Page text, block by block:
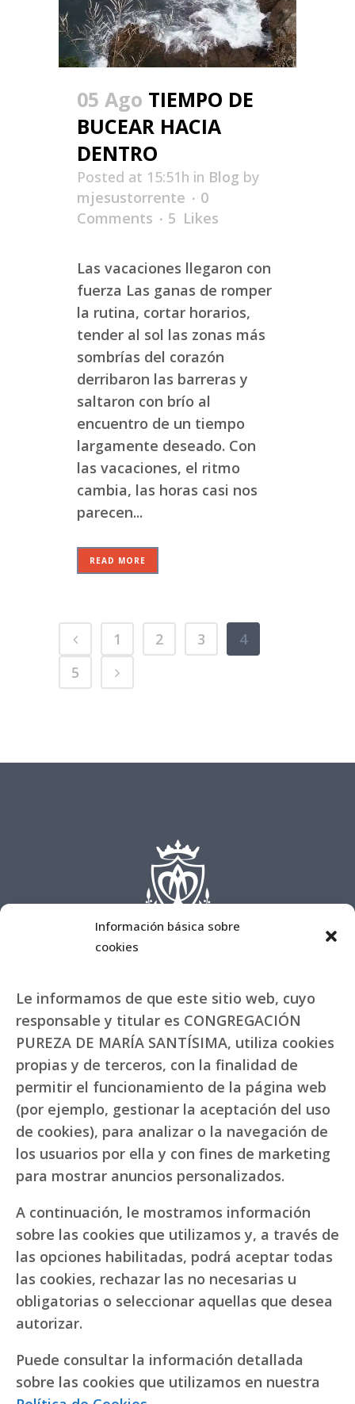
Información básica sobre
cookies
Le informamos de que este sitio web, cuyo
responsable y titular es CONGREGACIÓN
PUREZA DE MARÍA SANTÍSIMA, utiliza cookies
propias y de terceros, con la finalidad de
permitir el funcionamiento de la página web
(por ejemplo, gestionar la aceptación del uso
de cookies), para analizar o la navegación de
los usuarios por ella y con fines de marketing
para mostrar anuncios personalizados.
A continuación, le mostramos información
sobre las cookies que utilizamos y, a través de
las opciones habilitadas, podrá aceptar todas
las cookies, rechazar las no necesarias u
obligatorias o seleccionar aquellas que desea
autorizar.
Puede consultar la información detallada
sobre las cookies que utilizamos en nuestra
05 Ago TIEMPO DE
BUCEAR HACIA
DENTRO
Posted at 15:51h in Blog by
mjesustorrente
0
Comments
5 Likes
Las vacaciones llegaron con
fuerza Las ganas de romper
la rutina, cortar horarios,
tender al sol las zonas más
sombrías del corazón
derribaron las barreras y
saltaron con brío al
encuentro de un tiempo
largamente deseado. Con
las vacaciones, el ritmo
cambia, las horas casi nos
parecen...
READ MORE
1 2 3
4
5